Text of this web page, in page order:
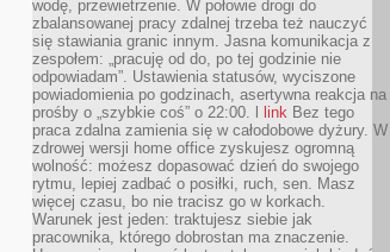
wodę, przewietrzenie. W połowie drogi do
zbalansowanej pracy zdalnej trzeba też nauczyć
się stawiania granic innym. Jasna komunikacja z
zespołem: „pracuję od do, po tej godzinie nie
odpowiadam”. Ustawienia statusów, wyciszone
powiadomienia po godzinach, asertywna reakcja na
prośby o „szybkie coś” o 22:00. l
link Bez tego
praca zdalna zamienia się w całodobowe dyżury. W
zdrowej wersji home office zyskujesz ogromną
wolność: możesz dopasować dzień do swojego
rytmu, lepiej zadbać o posiłki, ruch, sen. Masz
więcej czasu, bo nie tracisz go w korkach.
Warunek jest jeden: traktujesz siebie jak
pracownika, którego dobrostan ma znaczenie.